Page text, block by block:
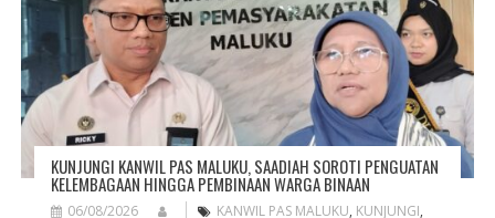
O
N
KUNJUNGI KANWIL PAS MALUKU, SAADIAH SOROTI PENGUATAN
KELEMBAGAAN HINGGA PEMBINAAN WARGA BINAAN
06/08/2026 KANWIL PAS MALUKU, KUNJUNGI,